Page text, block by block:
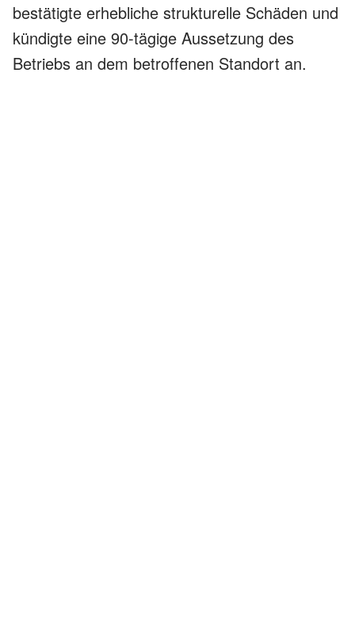
bestätigte erhebliche strukturelle Schäden und
kündigte eine 90-tägige Aussetzung des
Betriebs an dem betroffenen Standort an.